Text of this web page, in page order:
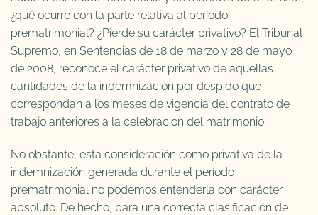
¿qué ocurre con la parte relativa al período
prematrimonial? ¿Pierde su carácter privativo? El Tribunal
Supremo, en Sentencias de 18 de marzo y 28 de mayo
de 2008, reconoce el carácter privativo de aquellas
cantidades de la indemnización por despido que
correspondan a los meses de vigencia del contrato de
trabajo anteriores a la celebración del matrimonio.
No obstante, esta consideración como privativa de la
indemnización generada durante el período
prematrimonial no podemos entenderla con carácter
absoluto. De hecho, para una correcta clasificación de